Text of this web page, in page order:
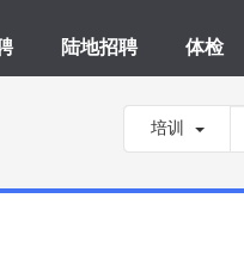
陆地招聘 体检
培训